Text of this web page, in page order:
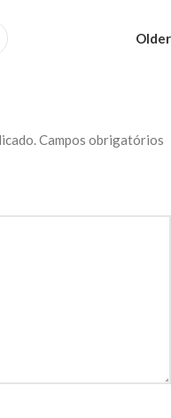
Older
Campos obrigatórios